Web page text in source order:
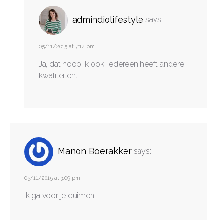
admindiolifestyle says:
05/11/2015 at 7:14 pm
Ja, dat hoop ik ook! Iedereen heeft andere
kwaliteiten.
Manon Boerakker says:
05/11/2015 at 3:09 pm
Ik ga voor je duimen!